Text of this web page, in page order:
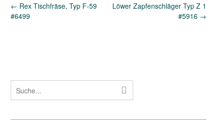
Post
navigation
Löwer Zapfenschläger Typ Z 1
#5916 →
← Rex Tischfräse, Typ F-59
#6499